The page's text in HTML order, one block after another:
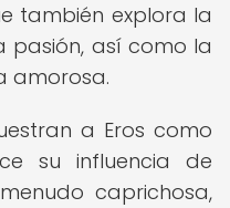
también explora la
pasión, así como la
amorosa.
a Eros como
su influencia de
caprichosa,